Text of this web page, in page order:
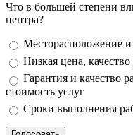
Что в большей степени
центра?
Варианты
Месторасположение
Низкая цена,
Гарантия и качество
стоимость услуг
Сроки выполнения